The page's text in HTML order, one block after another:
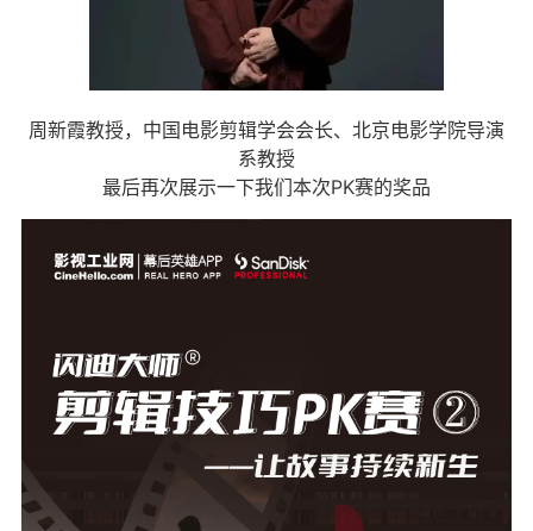
周新霞教授，中国电影剪辑学会会长、北京电影学院导演
系教授
最后再次展示一下我们本次PK赛的奖品